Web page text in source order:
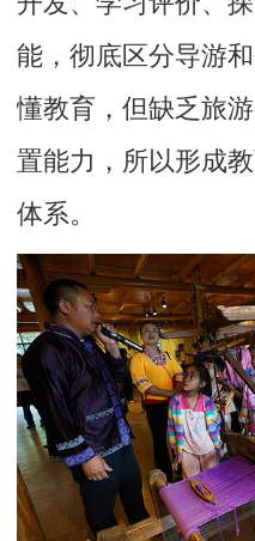
能，彻底区分导游
懂教育，但缺乏旅
置能力，所以形成
体系。